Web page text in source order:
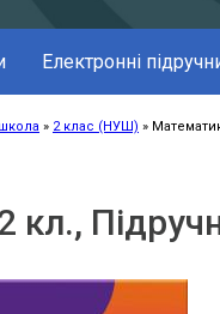
Електронні
2 клас (НУШ)
кл.,